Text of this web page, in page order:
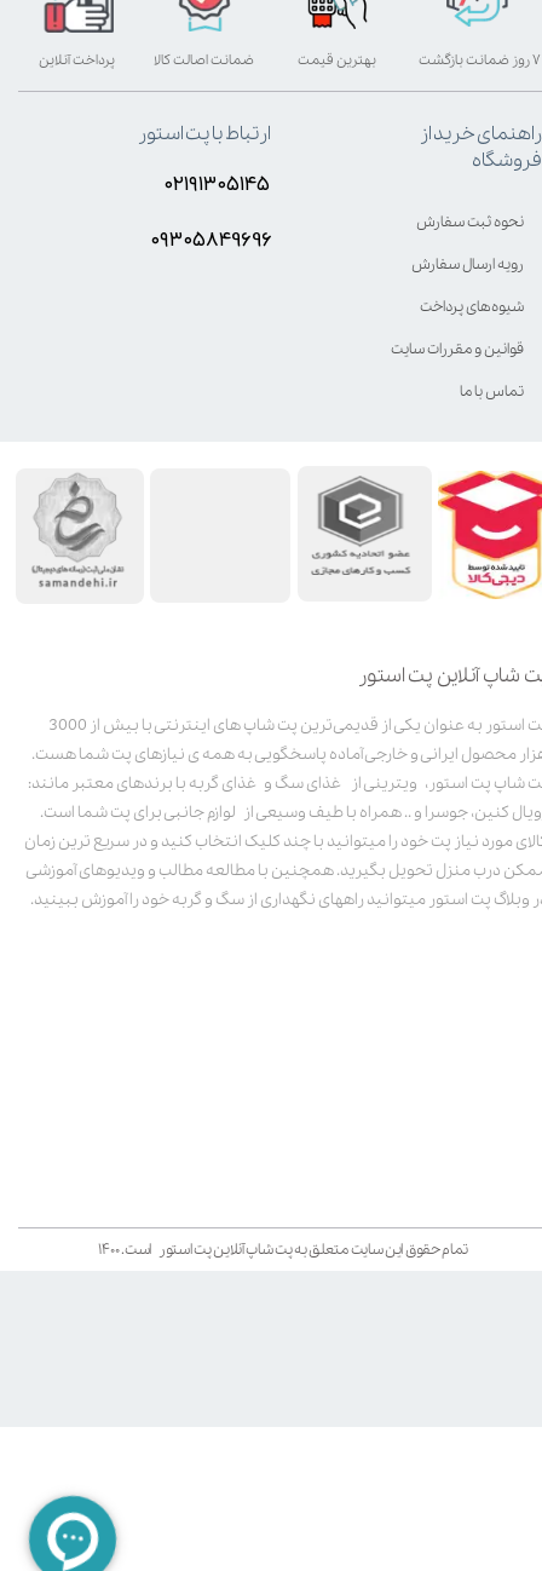
شاپ آنلاین پت استور
پت استور به عنوان یکی از قدیمی‌ترین پت شاپ های اینترنتی با بیش از 3000
محصول ایرانی و خارجی آماده پاسخگویی به همه ی نیازهای پت شما هست.
شاپ پت استور، ویترینی از غذای سگ و غذای گربه با برندهای معتبر مانند:
کنین، جوسرا و .. همراه با طیف وسیعی از لوازم جانبی برای پت شما است.
مورد نیاز پت خود را میتوانید با چند کلیک انتخاب کنید و در سریع ترین زمان
درب منزل تحویل بگیرید. همچنین با مطالعه مطالب و ویدیوهای آموزشی
وبلاگ پت استور میتوانید راههای نگهداری از سگ و گربه خود را آموزش ببینید.
تمام حقوق این سایت متعلق به پت شاپ آنلاین پت استور است. ۱۴۰۰
بهترین قیمت پرداخت آنلاین ۷ روز ضمانت بازگشت ضمانت اصالت کالا
راهنمای خرید از
فروشگاه
نحوه ثبت سفارش
رویه ارسال سفارش
شیوه‌های پرداخت
قوانین و مقررات سایت
تماس با ما
ارتباط با پت استور
۰۲۱۹۱۳۰۵۱۴۵
۰۹۳۰۵8۴9696